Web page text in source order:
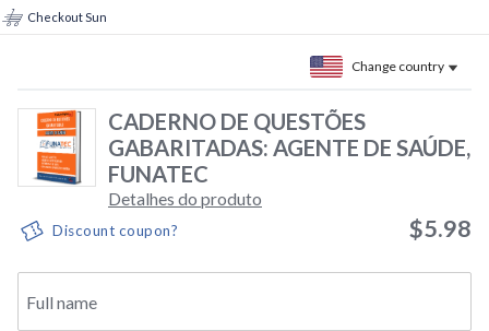
Checkout Sun
Change country
CADERNO DE QUESTÕES
GABARITADAS: AGENTE DE SAÚDE,
FUNATEC
Detalhes do produto
Discount coupon? $5.98
Full name